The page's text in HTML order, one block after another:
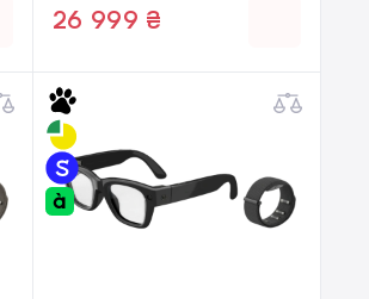
26 999 ₴